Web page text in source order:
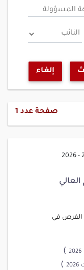
المسؤولة
إلغاء
صفحة عدد 1
العالي
الفرص في
)
)